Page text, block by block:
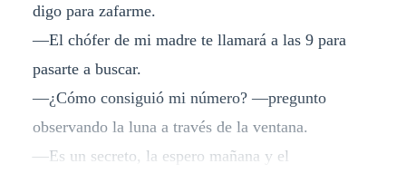
digo para zafarme.
—El chófer de mi madre te llamará a las 9 para
pasarte a buscar.
—¿Cómo consiguió mi número? —pregunto
observando la luna a través de la ventana.
—Es un secreto, la espero mañana y el